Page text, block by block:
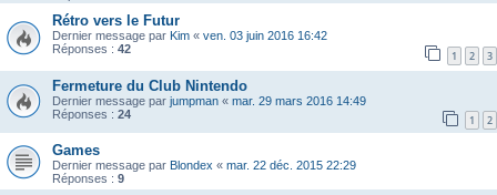
Rétro vers le Futur
Dernier message par Kim « ven. 03 juin 2016 16:42
Réponses : 42 1 2 3
Fermeture du Club Nintendo
Dernier message par jumpman « mar. 29 mars 2016 14:49
Réponses : 24 1 2
Games
Dernier message par Blondex « mar. 22 déc. 2015 22:29
Réponses : 9